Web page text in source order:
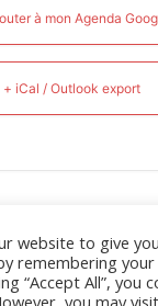
à mon Agenda
+ iCal / Outlook export
website to give
remembering
“Accept All”, you
you may